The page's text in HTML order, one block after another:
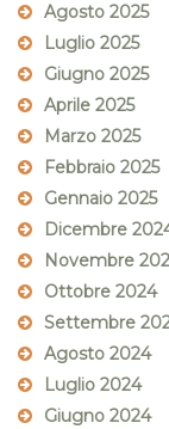
Agosto 2025
Luglio 2025
Giugno 2025
Aprile 2025
Marzo 2025
Febbraio 2025
Gennaio 2025
Dicembre
Novembre
Ottobre 2024
Settembre
Agosto 2024
Luglio 2024
Giugno 2024